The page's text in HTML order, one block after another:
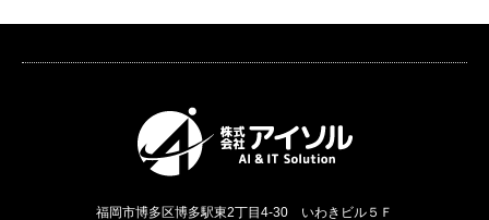
福岡市博多区博多駅東2丁目4-30 いわきビル５Ｆ